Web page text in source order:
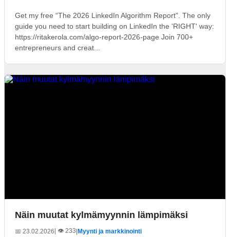
Get my free “The 2026 LinkedIn Algorithm Report". The only
guide you need to start building on LinkedIn the 'RIGHT' way:
https://ritakerola.com/algo-report-2026-page Join 700+
entrepreneurs and creat...
Näin muutat kylmämyynnin lämpimäksi
📅 23.02.2026| 👁️ 233 Myynti ja markkinointi